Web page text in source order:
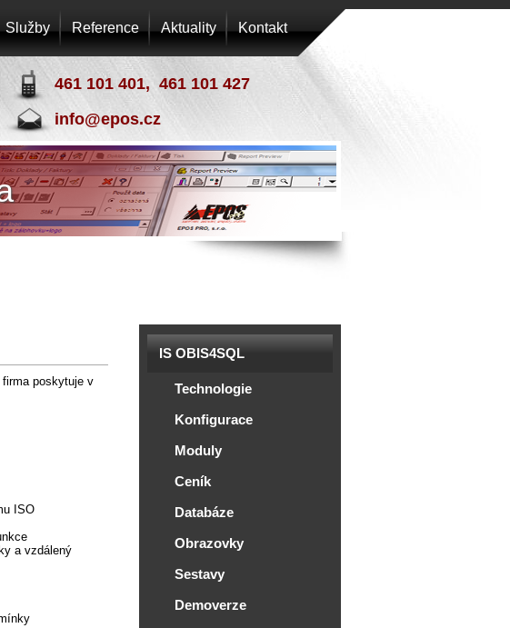
Služby Reference Aktuality Kontakt
461 101 401, 461 101 427
info@epos.cz
IS OBIS4SQL
Technologie
Konfigurace
Moduly
Ceník
Databáze
Obrazovky
Sestavy
Demoverze
poskytuje v
ISO
a vzdálený